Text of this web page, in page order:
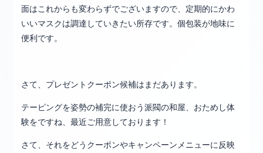
面はこれからも変わらずでございますので、定期的にかわ
いいマスクは調達していきたい所存です。個包装が地味に
便利です。
さて、プレゼントクーポン候補はまだあります。
テーピングを姿勢の補完に使おう派閥の和屋、おためし体
験をですね、最近ご用意しております！
さて、それをどうクーポンやキャンペーンメニューに反映